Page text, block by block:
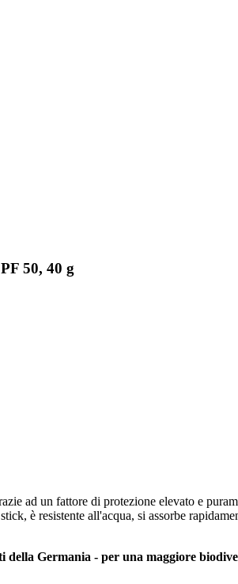
50, 40 g
ad un fattore di protezione elevato e
è resistente all'acqua, si assorbe
Germania - per una maggiore